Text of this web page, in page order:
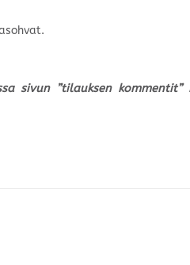
”tilauksen kommentit”